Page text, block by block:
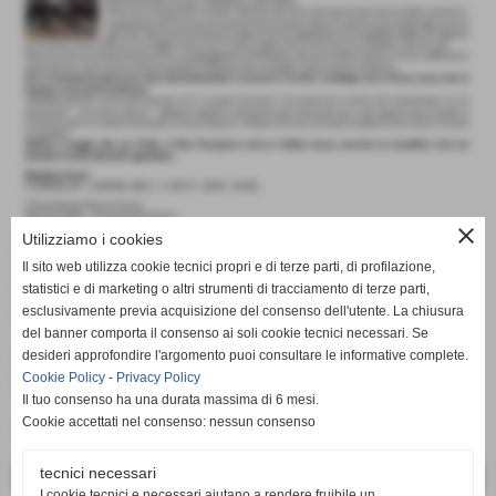
UNA TRASFERTA NEGATIVA
PER NORMAC
26-04-2026 20:37-News Serie B2
La squadra genovese superata in tre set dalle toscane della
Florenzo
Fonte:Comunicato Stampa
<< PRECEDENTE
close
Utilizziamo i cookies
Il sito web utilizza cookie tecnici propri e di terze parti, di profilazione,
statistici e di marketing o altri strumenti di tracciamento di terze parti,
esclusivamente previa acquisizione del consenso dell'utente. La chiusura
del banner comporta il consenso ai soli cookie tecnici necessari. Se
desideri approfondire l'argomento puoi consultare le informative complete.
Cookie Policy - Privacy Policy
Il tuo consenso ha una durata massima di 6 mesi.
Cookie accettati nel consenso: nessun consenso
tecnici necessari